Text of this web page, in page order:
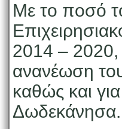
Με το ποσό
2014 – 2020,
ανανέωση
καθώς και
Δωδεκάνησα.